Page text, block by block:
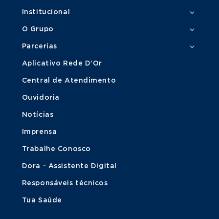
Institucional
O Grupo
Parcerias
Aplicativo Rede D'Or
Central de Atendimento
Ouvidoria
Notícias
Imprensa
Trabalhe Conosco
Dora - Assistente Digital
Responsáveis técnicos
Tua Saúde